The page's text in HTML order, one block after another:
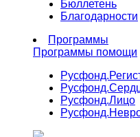
Бюллетень
Благодарности
Программы
Программы помощи
Русфонд.
Русфонд.
Русфонд.Лицо
Русфонд.